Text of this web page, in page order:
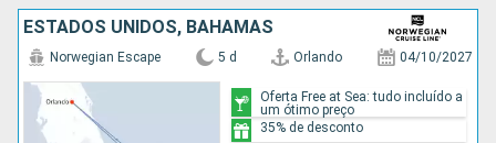
ESTADOS UNIDOS, BAHAMAS
Norwegian Escape 5 d Orlando 04/10/2027
Oferta Free at Sea: tudo incluído a
um ótimo preço
35% de desconto